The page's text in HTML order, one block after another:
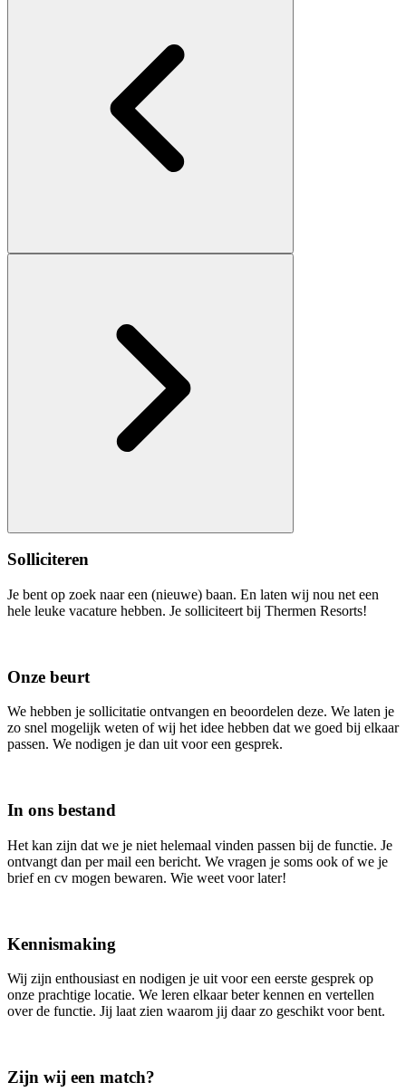
Solliciteren
Je bent op zoek naar een (nieuwe) baan. En laten wij nou net een
hele leuke vacature hebben. Je solliciteert bij Thermen Resorts!
Onze beurt
We hebben je sollicitatie ontvangen en beoordelen deze. We laten je
zo snel mogelijk weten of wij het idee hebben dat we goed bij elkaar
passen. We nodigen je dan uit voor een gesprek.
In ons bestand
Het kan zijn dat we je niet helemaal vinden passen bij de functie. Je
ontvangt dan per mail een bericht. We vragen je soms ook of we je
brief en cv mogen bewaren. Wie weet voor later!
Kennismaking
Wij zijn enthousiast en nodigen je uit voor een eerste gesprek op
onze prachtige locatie. We leren elkaar beter kennen en vertellen
over de functie. Jij laat zien waarom jij daar zo geschikt voor bent.
Zijn wij een match?